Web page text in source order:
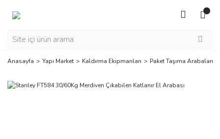
Anasayfa Yapı Market Kaldırma Ekipmanları Paket Taşıma Arabaları